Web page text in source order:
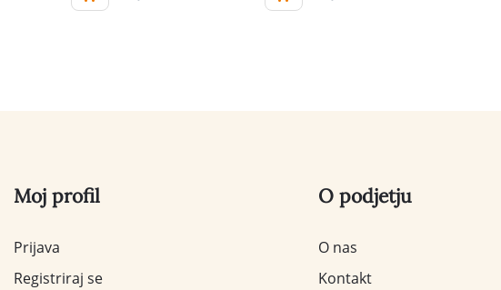
Moj profil
Prijava
Registriraj se
O podjetju
O nas
Kontakt